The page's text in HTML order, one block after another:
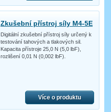
Zkušební přístroj síly M4-5E
Digitální zkušební přístroj síly určený k
testování tahových a tlakových sil.
Kapacita přístroje 25,0 N (5,0 lbF),
rozlišení 0,01 N (0,002 lbF).
Více o produktu